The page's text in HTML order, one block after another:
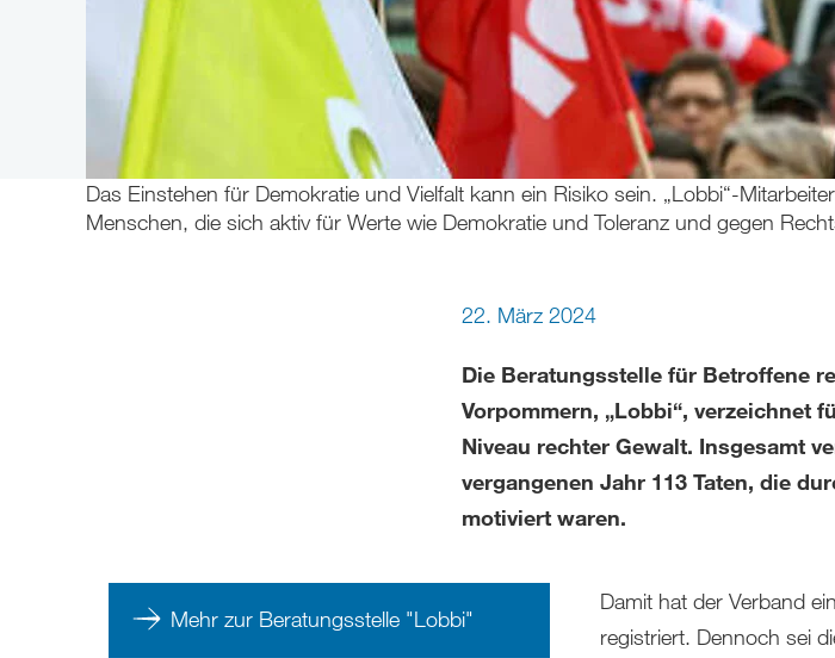
Das Einstehen für Demokratie und Vielfalt kann ein Risiko sein. „Lobbi“-
Menschen, die sich aktiv für Werte wie Demokratie und Toleranz und gegen
22. März 2024
Die Beratungsstelle für Betroffene
Vorpommern, „Lobbi“, verzeichnet
Niveau rechter Gewalt. Insgesamt
vergangenen Jahr 113 Taten, die
motiviert waren.
Mehr zur Beratungsstelle "Lobbi"
Damit hat der Verband
registriert. Dennoch sei